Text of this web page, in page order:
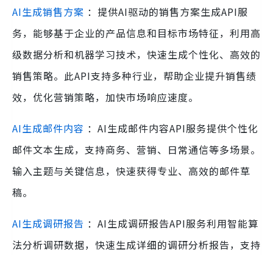
AI生成销售方案 ：提供AI驱动的销售方案生成API服
务，能够基于企业的产品信息和目标市场特征，利用高
级数据分析和机器学习技术，快速生成个性化、高效的
销售策略。此API支持多种行业，帮助企业提升销售绩
效，优化营销策略，加快市场响应速度。
AI生成邮件内容 ：AI生成邮件内容API服务提供个性化
邮件文本生成，支持商务、营销、日常通信等多场景。
输入主题与关键信息，快速获得专业、高效的邮件草
稿。
AI生成调研报告 ：AI生成调研报告API服务利用智能算
法分析调研数据，快速生成详细的调研分析报告，支持